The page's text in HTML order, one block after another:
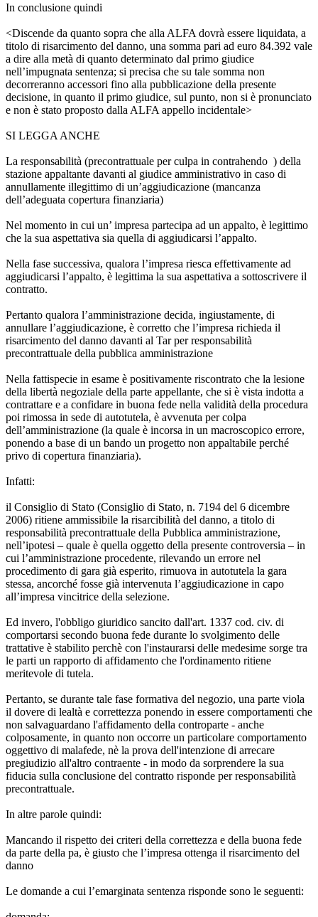
In conclusione quindi
<Discende da quanto sopra che alla ALFA dovrà essere liquidata, a
titolo di risarcimento del danno, una somma pari ad euro 84.392 vale
a dire alla metà di quanto determinato dal primo giudice
nell’impugnata sentenza; si precisa che su tale somma non
decorreranno accessori fino alla pubblicazione della presente
decisione, in quanto il primo giudice, sul punto, non si è pronunciato
e non è stato proposto dalla ALFA appello incidentale>
SI LEGGA ANCHE
La responsabilità (precontrattuale per culpa in contrahendo ) della
stazione appaltante davanti al giudice amministrativo in caso di
annullamente illegittimo di un’aggiudicazione (mancanza
dell’adeguata copertura finanziaria)
Nel momento in cui un’ impresa partecipa ad un appalto, è legittimo
che la sua aspettativa sia quella di aggiudicarsi l’appalto.
Nella fase successiva, qualora l’impresa riesca effettivamente ad
aggiudicarsi l’appalto, è legittima la sua aspettativa a sottoscrivere il
contratto.
Pertanto qualora l’amministrazione decida, ingiustamente, di
annullare l’aggiudicazione, è corretto che l’impresa richieda il
risarcimento del danno davanti al Tar per responsabilità
precontrattuale della pubblica amministrazione
Nella fattispecie in esame è positivamente riscontrato che la lesione
della libertà negoziale della parte appellante, che si è vista indotta a
contrattare e a confidare in buona fede nella validità della procedura
poi rimossa in sede di autotutela, è avvenuta per colpa
dell’amministrazione (la quale è incorsa in un macroscopico errore,
ponendo a base di un bando un progetto non appaltabile perché
privo di copertura finanziaria).
Infatti:
il Consiglio di Stato (Consiglio di Stato, n. 7194 del 6 dicembre
2006) ritiene ammissibile la risarcibilità del danno, a titolo di
responsabilità precontrattuale della Pubblica amministrazione,
nell’ipotesi – quale è quella oggetto della presente controversia – in
cui l’amministrazione procedente, rilevando un errore nel
procedimento di gara già esperito, rimuova in autotutela la gara
stessa, ancorché fosse già intervenuta l’aggiudicazione in capo
all’impresa vincitrice della selezione.
Ed invero, l'obbligo giuridico sancito dall'art. 1337 cod. civ. di
comportarsi secondo buona fede durante lo svolgimento delle
trattative è stabilito perchè con l'instaurarsi delle medesime sorge tra
le parti un rapporto di affidamento che l'ordinamento ritiene
meritevole di tutela.
Pertanto, se durante tale fase formativa del negozio, una parte viola
il dovere di lealtà e correttezza ponendo in essere comportamenti che
non salvaguardano l'affidamento della controparte - anche
colposamente, in quanto non occorre un particolare comportamento
oggettivo di malafede, nè la prova dell'intenzione di arrecare
pregiudizio all'altro contraente - in modo da sorprendere la sua
fiducia sulla conclusione del contratto risponde per responsabilità
precontrattuale.
In altre parole quindi:
Mancando il rispetto dei criteri della correttezza e della buona fede
da parte della pa, è giusto che l’impresa ottenga il risarcimento del
danno
Le domande a cui l’emarginata sentenza risponde sono le seguenti: